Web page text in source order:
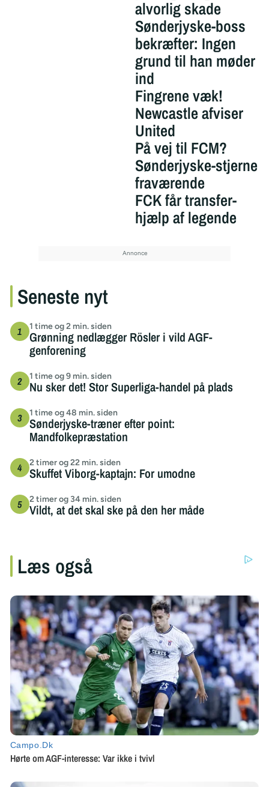
alvorlig skade
Sønderjyske-boss
bekræfter: Ingen
grund til han møder
ind
Fingrene væk!
Newcastle afviser
United
På vej til FCM?
Sønderjyske-stjerne
fraværende
FCK får transfer-
hjælp af legende
Seneste nyt
1 time og 2 min. siden
Grønning nedlægger Rösler i vild AGF-
genforening
1 time og 9 min. siden
Nu sker det! Stor Superliga-handel på plads
1 time og 48 min. siden
Sønderjyske-træner efter point:
Mandfolkepræstation
2 timer og 22 min. siden
Skuffet Viborg-kaptajn: For umodne
2 timer og 34 min. siden
Vildt, at det skal ske på den her måde